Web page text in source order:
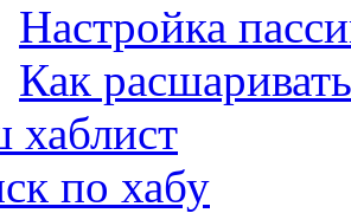
Настройка
Как
по хабу